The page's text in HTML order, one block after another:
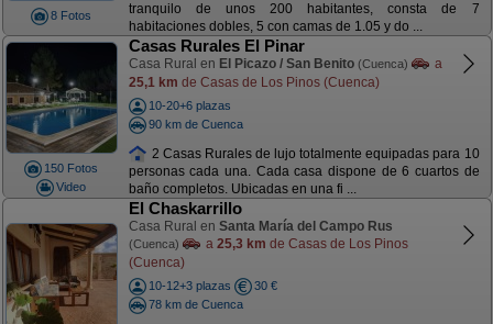
8 Fotos
tranquilo de unos 200 habitantes, consta de 7
habitaciones dobles, 5 con camas de 1.05 y do ...
150 Fotos
Video
Casas Rurales El Pinar
Casa Rural en El Picazo / San Benito (Cuenca)
a
25,1 km de Casas de Los Pinos (Cuenca)
10-20+6 plazas
90 km de Cuenca
2 Casas Rurales de lujo totalmente equipadas para 10
personas cada una. Cada casa dispone de 6 cuartos de
baño completos. Ubicadas en una fi ...
El Chaskarrillo
Casa Rural en Santa María del Campo Rus
(Cuenca) a 25,3 km de Casas de Los Pinos
(Cuenca)
10-12+3 plazas
30 €
78 km de Cuenca